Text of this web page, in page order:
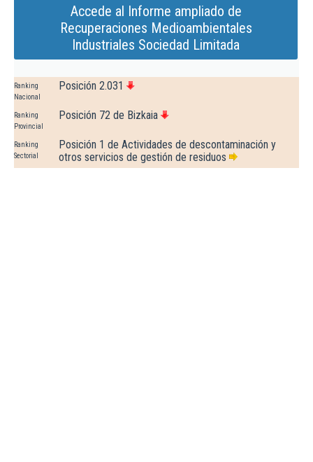
Accede al Informe ampliado de
Recuperaciones Medioambientales
Industriales Sociedad Limitada
Ranking
Nacional
Posición 2.031
Ranking
Provincial
Posición 72 de Bizkaia
Ranking
Sectorial
Posición 1 de Actividades de descontaminación y
otros servicios de gestión de residuos